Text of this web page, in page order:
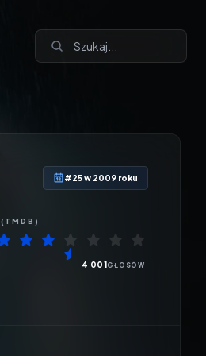
#25 w 2009 roku
(TMDB)
4 001GŁOSÓW